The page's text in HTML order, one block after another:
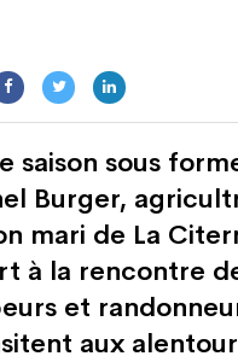
saison sous
Burger,
mari de La
à la rencontre
et
aux